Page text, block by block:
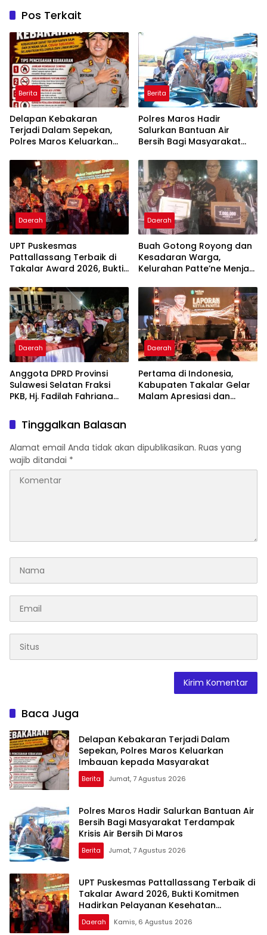
Pos Terkait
Berita
Delapan Kebakaran
Terjadi Dalam Sepekan,
Polres Maros Keluarkan
Masyarakat
Berita
Polres Maros Hadir
Salurkan Bantuan Air
Bersih Bagi Masyarakat
Di Maros
Daerah
UPT Puskesmas
Pattallassang Terbaik di
Takalar Award 2026, Bukti
Pelayanan Kesehatan
Berkualitas
Daerah
Buah Gotong Royong dan
Kesadaran Warga,
Kelurahan Patte’ne Menjadi
2026
Daerah
Anggota DPRD Provinsi
Sulawesi Selatan Fraksi
PKB, Hj. Fadilah Fahriana
Takalar Menyalakan
Lentera Pengabdian
Melalui Malam Apresiasi
dan Inovasi Award 2026
Daerah
Pertama di Indonesia,
Kabupaten Takalar Gelar
Malam Apresiasi dan
Berprestasi
Tinggalkan Balasan
Alamat email Anda tidak akan dipublikasikan. Ruas yang
wajib ditandai *
Baca Juga
Delapan Kebakaran Terjadi Dalam
Sepekan, Polres Maros Keluarkan
Imbauan kepada Masyarakat
Berita Jumat, 7 Agustus 2026
Polres Maros Hadir Salurkan Bantuan Air
Bersih Bagi Masyarakat Terdampak
Krisis Air Bersih Di Maros
Berita Jumat, 7 Agustus 2026
UPT Puskesmas Pattallassang Terbaik di
Takalar Award 2026, Bukti Komitmen
Hadirkan Pelayanan Kesehatan
Berkualitas
Daerah Kamis, 6 Agustus 2026